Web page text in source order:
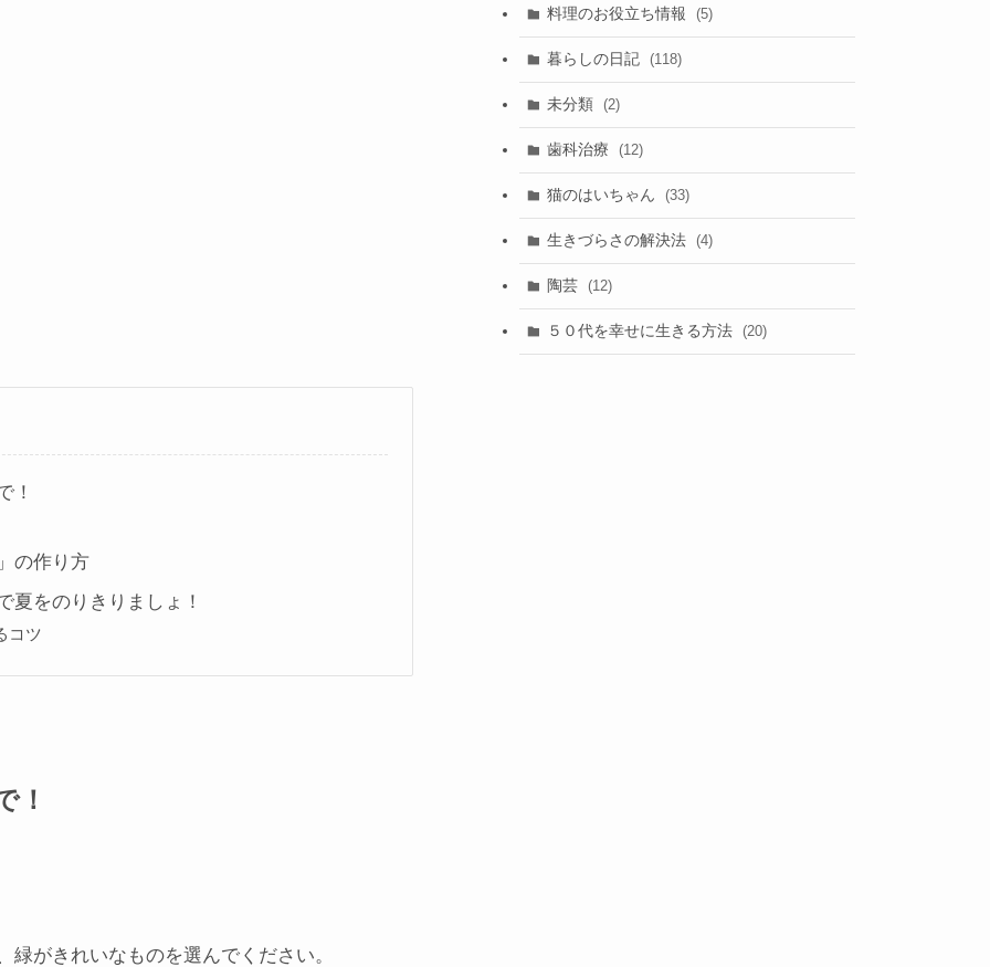
！
の作り方
夏をのりきりましょ！
コツ
！
がきれいなものを選んでください。
料理のお役立ち情報 (5)
暮らしの日記 (118)
未分類 (2)
歯科治療 (12)
猫のはいちゃん (33)
生きづらさの解決法 (4)
陶芸 (12)
５０代を幸せに生きる方法 (20)